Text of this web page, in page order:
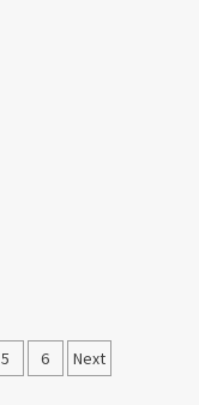
5 6 Next